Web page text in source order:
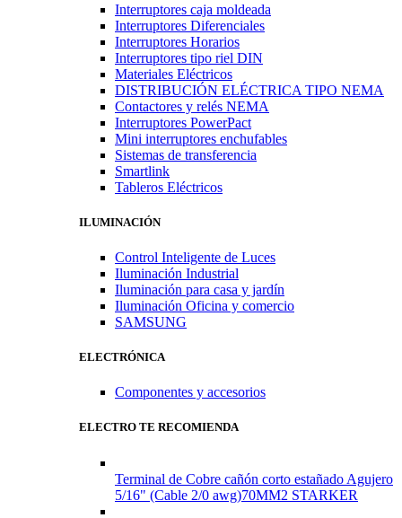
Interruptores caja moldeada
Interruptores Diferenciales
Interruptores Horarios
Interruptores tipo riel DIN
Materiales Eléctricos
DISTRIBUCIÓN ELÉCTRICA TIPO NEMA
Contactores y relés NEMA
Interruptores PowerPact
Mini interruptores enchufables
Sistemas de transferencia
Smartlink
Tableros Eléctricos
ILUMINACIÓN
Control Inteligente de Luces
Iluminación Industrial
Iluminación para casa y jardín
Iluminación Oficina y comercio
SAMSUNG
ELECTRÓNICA
Componentes y accesorios
ELECTRO TE RECOMIENDA
Terminal de Cobre cañón corto estañado Agujero
5/16" (Cable 2/0 awg)70MM2 STARKER